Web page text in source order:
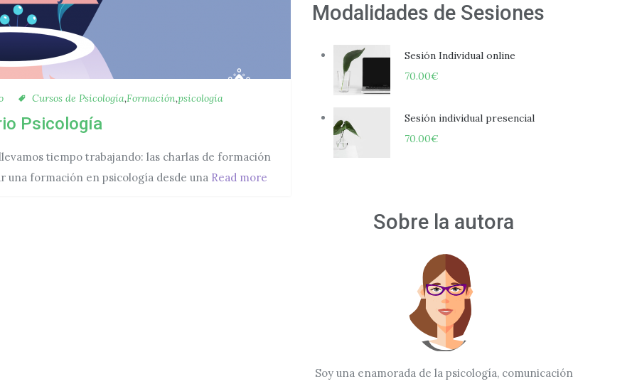
Etiquetas
Cursos de Psicología,Formación,psicología
Psicología
tiempo trabajando: las charlas de formación
una formación en psicología desde una Read more
Modalidades de Sesiones
Sesión Individual online
70.00€
Sesión individual presencial
70.00€
Sobre la autora
Soy una enamorada de la psicología, comunicación